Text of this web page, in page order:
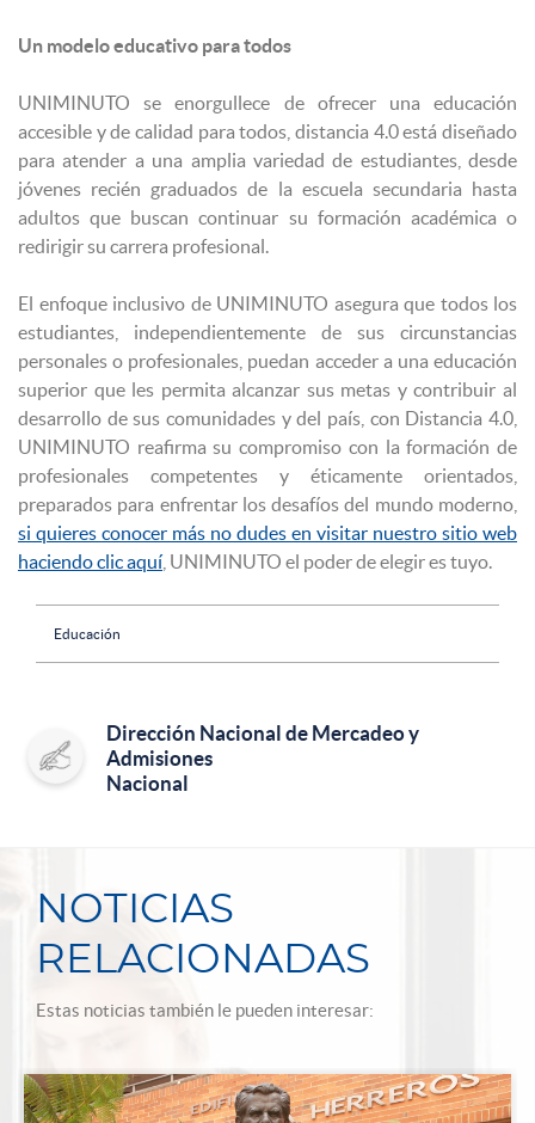
Un modelo educativo para todos
UNIMINUTO se enorgullece de ofrecer una educación
accesible y de calidad para todos, distancia 4.0 está diseñado
para atender a una amplia variedad de estudiantes, desde
jóvenes recién graduados de la escuela secundaria hasta
adultos que buscan continuar su formación académica o
redirigir su carrera profesional.
El enfoque inclusivo de UNIMINUTO asegura que todos los
estudiantes, independientemente de sus circunstancias
personales o profesionales, puedan acceder a una educación
superior que les permita alcanzar sus metas y contribuir al
desarrollo de sus comunidades y del país, con Distancia 4.0,
UNIMINUTO reafirma su compromiso con la formación de
profesionales competentes y éticamente orientados,
preparados para enfrentar los desafíos del mundo moderno,
si quieres conocer más no dudes en visitar nuestro sitio web
haciendo clic aquí, UNIMINUTO el poder de elegir es tuyo.
Educación
Dirección Nacional de Mercadeo y
Admisiones
Nacional
NOTICIAS
RELACIONADAS
Estas noticias también le pueden interesar: